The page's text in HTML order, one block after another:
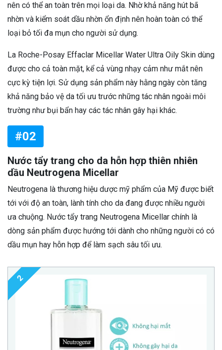
nên có thể an toàn trên mọi loại da. Nhờ khả năng hút bã
nhờn và kiểm soát dầu nhờn ổn định nên hoàn toàn có thể
loại bỏ tối đa mụn cho người sử dụng.
La Roche-Posay Effaclar Micellar Water Ultra Oily Skin dùng
được cho cả toàn mặt, kể cả vùng nhạy cảm như mắt nên
cực kỳ tiện lợi. Sử dụng sản phẩm này hằng ngày còn tăng
khả năng bảo vệ da tối ưu trước những tác nhân ngoài môi
trường như bụi bẩn hay các tác nhân gây hại khác.
#02
Nước tẩy trang cho da hỗn hợp thiên nhiên
dầu Neutrogena Micellar
Neutrogena là thương hiệu dược mỹ phẩm của Mỹ được biết
tới với độ an toàn, lành tính cho da đang được nhiều người
ưa chuộng. Nước tẩy trang Neutrogena Micellar chính là
dòng sản phẩm được hướng tới dành cho những người có có
dầu mụn hay hỗn hợp để làm sạch sâu tối ưu.
2